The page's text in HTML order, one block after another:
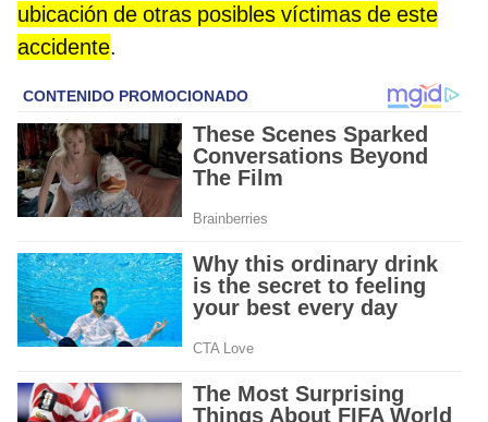
ubicación de otras posibles víctimas de este
accidente.